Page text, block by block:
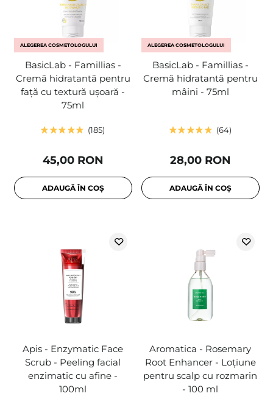
ALEGEREA COSMETOLOGULUI
BasicLab - Famillias -
Cremă hidratantă pentru
față cu textură ușoară -
75ml
185
45,00 RON
ADAUGĂ ÎN COȘ
ALEGEREA COSMETOLOGULUI
BasicLab - Famillias -
Cremă hidratantă pentru
mâini - 75ml
64
28,00 RON
ADAUGĂ ÎN COȘ
Apis - Enzymatic Face
Scrub - Peeling facial
enzimatic cu afine -
100ml
Aromatica - Rosemary
Root Enhancer - Loțiune
pentru scalp cu rozmarin
- 100 ml